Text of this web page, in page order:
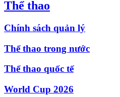
Thể thao
Chính sách quản lý
Thể thao trong nước
Thể thao quốc tế
World Cup 2026